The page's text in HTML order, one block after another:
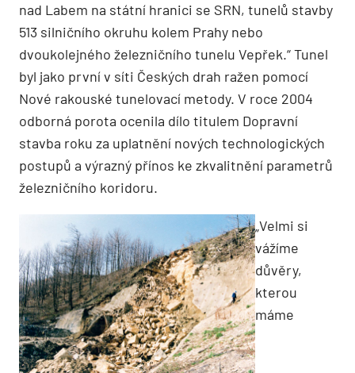
nad Labem na státní hranici se SRN, tunelů stavby
513 silničního okruhu kolem Prahy nebo
dvoukolejného železničního tunelu Vepřek.“ Tunel
byl jako první v síti Českých drah ražen pomocí
Nové rakouské tunelovací metody. V roce 2004
odborná porota ocenila dílo titulem Dopravní
stavba roku za uplatnění nových technologických
postupů a výrazný přínos ke zkvalitnění parametrů
železničního koridoru.
„Velmi si
vážíme
důvěry,
kterou
máme